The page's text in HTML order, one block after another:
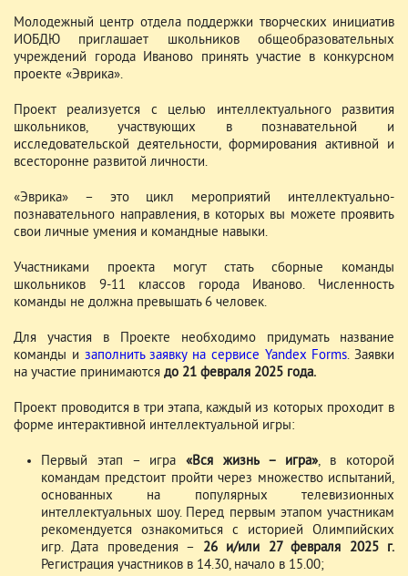
Молодежный центр отдела поддержки творческих инициатив
ИОБДЮ приглашает школьников общеобразовательных
учреждений города Иваново принять участие в конкурсном
проекте «Эврика».
Проект реализуется с целью интеллектуального развития
школьников, участвующих в познавательной и
исследовательской деятельности, формирования активной и
всесторонне развитой личности.
«Эврика» – это цикл мероприятий интеллектуально-
познавательного направления, в которых вы можете проявить
свои личные умения и командные навыки.
Участниками проекта могут стать сборные команды
школьников 9-11 классов города Иваново. Численность
команды не должна превышать 6 человек.
Для участия в Проекте необходимо придумать название
команды и заполнить заявку на сервисе Yandex Forms. Заявки
на участие принимаются до 21 февраля 2025 года.
Проект проводится в три этапа, каждый из которых проходит в
форме интерактивной интеллектуальной игры:
Первый этап – игра«Вся жизнь – игра», в которой
командам предстоит пройти через множество испытаний,
основанных на популярных телевизионных
интеллектуальных шоу. Перед первым этапом участникам
рекомендуется ознакомиться с историей Олимпийских
игр. Дата проведения – 26 и/или 27 февраля 2025 г.
Регистрация участников в 14.30, начало в 15.00;